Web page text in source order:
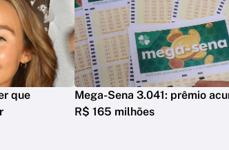
que
Mega-Sena 3.041: prêmio
R$ 165 milhões